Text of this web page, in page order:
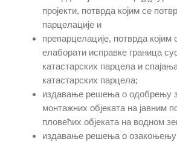
пројекти, потврда којим се
парцелације и
препарцелације, потврда којим
елаборати исправке граница
катастарских парцела и
катастарских парцела;
издавање решења о одобрењу
монтажних објеката на јавним
пловећих објеката на водном
издавање решења о озакоњењу